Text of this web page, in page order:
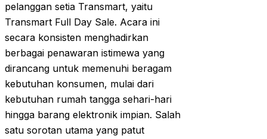
pelanggan setia Transmart, yaitu
Transmart Full Day Sale. Acara ini
secara konsisten menghadirkan
berbagai penawaran istimewa yang
dirancang untuk memenuhi beragam
kebutuhan konsumen, mulai dari
kebutuhan rumah tangga sehari-hari
hingga barang elektronik impian. Salah
satu sorotan utama yang patut